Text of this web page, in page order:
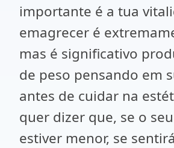
importante é a tua
emagrecer é
mas é significativo
de peso pensando em
antes de cuidar na
quer dizer que, se o
estiver menor, se